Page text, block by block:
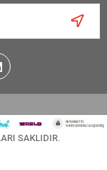
SAKLIDIR.